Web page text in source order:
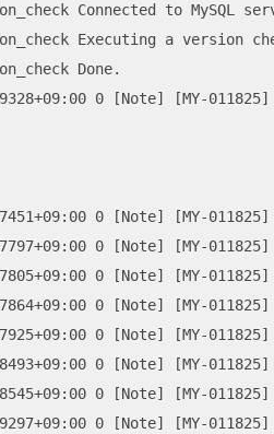
Connected to MySQL
Executing a version
Done.
0 [Note] [MY-
0 [Note] [MY-
0 [Note] [MY-
0 [Note] [MY-
0 [Note] [MY-
0 [Note] [MY-
0 [Note] [MY-
0 [Note] [MY-
0 [Note] [MY-